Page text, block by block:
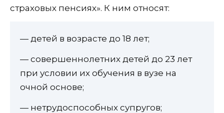
страховых пенсиях». К ним относят:
— детей в возрасте до 18 лет;
— совершеннолетних детей до 23 лет
при условии их обучения в вузе на
очной основе;
— нетрудоспособных супругов;